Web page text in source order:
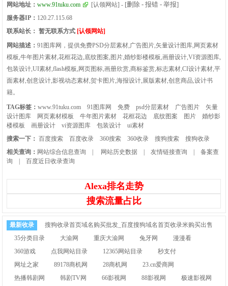
网站地址：www.91tuku.com [认领网站] - [删除 - 报错 - 举报]
服务器IP： 120.27.115.68
联系站长： 暂无联系方式 [认领网站]
网站描述：91图库网，提供免费PSD分层素材,广告图片,矢量设计图库,网页素材
模板,牛年图片素材,花框花边,底纹图案,图片,婚纱影楼模板,画册设计,VI资源图库,
包装设计,UI素材,flash模板,网页图标,画册欣赏,商标鉴赏,标志素材,CI设计素材,平
面素材,创意设计,影视动态素材,贺卡图片,海报设计,展版素材,创意商品,设计书
籍。
TAG标签：www.91tuku.com 91图库网 免费 psd分层素材 广告图片
矢量
设计图库
网页素材模板 牛年图片素材 花框花边 底纹图案 图片
婚纱影
楼模板
画册设计 vi资源图库 包装设计
ui素材
搜索一下： 百度搜索 百度收录 360搜索 360收录 搜狗搜索
搜狗收录
相关查询： 网站综合信息查询 网站历史数据 |友情链接查询 |备案查
询
|百度近日收录查询
Alexa排名走势
搜索流量占比
最新收录
搜狗收录首页域名购买批发_百度搜狗域名首页收录米购买出售
35分类目录
大渝网 重庆大渝网 兔牙网
漫漫看
360游戏
点我网站目录 12365网站目录
秒支付
网址之家
89178商机网 28商机网
23.cn爱商网
热播韩剧网
韩剧TV网 66影视网 88影视网 极速影视网